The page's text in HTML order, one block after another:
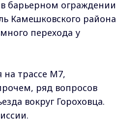
барьерном ограждении
Камешковского района
перехода у
трассе М7,
ряд вопросов
вокруг Гороховца.